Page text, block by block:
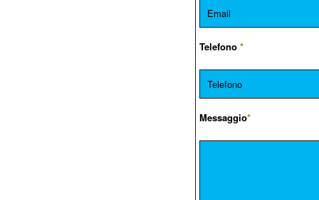
Telefono *
Messaggio*